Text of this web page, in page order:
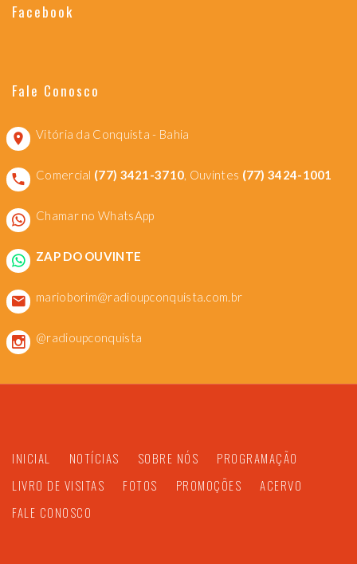
Facebook
Fale Conosco
Vitória da Conquista - Bahia
Comercial (77) 3421-3710, Ouvintes (77) 3424-1001
Chamar no WhatsApp
ZAP DO OUVINTE
marioborim@radioupconquista.com.br
@radioupconquista
INICIAL NOTÍCIAS SOBRE NÓS
PROGRAMAÇÃO
LIVRO DE VISITAS
FOTOS PROMOÇÕES
ACERVO
FALE CONOSCO